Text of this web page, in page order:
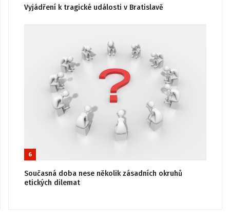
Vyjádření k tragické události v Bratislavě
6
Současná doba nese několik zásadních okruhů
etických dilemat